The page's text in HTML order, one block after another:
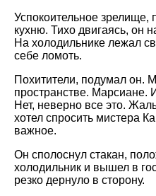
Успокоительное
кухню. Тихо двигаясь, он
На холодильнике лежал
себе ломоть.
Похитители, подумал он.
пространстве. Марсиане.
Нет, неверно все это.
хотел спросить мистера
важное.
Он сполоснул стакан,
холодильник и вышел в
резко дернуло в сторону.